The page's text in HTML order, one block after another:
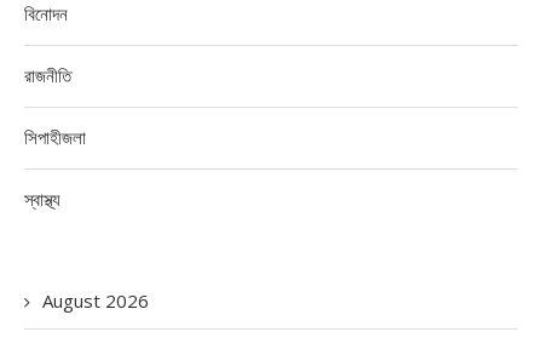
বিনোদন
রাজনীতি
সিপাহীজলা
স্বাস্থ্য
August 2026